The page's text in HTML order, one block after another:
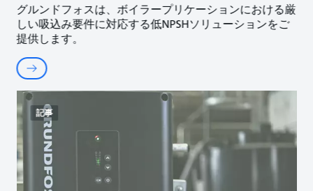
グルンドフォスは、ボイラープリケーションにおける厳
しい吸込み要件に対応する低NPSHソリューションをご
提供します。
記事